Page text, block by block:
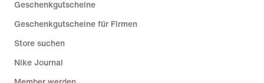
Geschenkgutscheine
Geschenkgutscheine für Firmen
Store suchen
Nike Journal